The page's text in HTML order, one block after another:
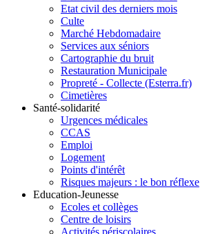
Etat civil des derniers mois
Culte
Marché Hebdomadaire
Services aux séniors
Cartographie du bruit
Restauration Municipale
Propreté - Collecte (Esterra.fr)
Cimetières
Santé-solidarité
Urgences médicales
CCAS
Emploi
Logement
Points d'intérêt
Risques majeurs : le bon réflexe
Education-Jeunesse
Ecoles et collèges
Centre de loisirs
Activités périscolaires